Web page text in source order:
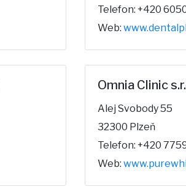
Telefon: +420
Web:
Omnia Clinic
Alej Svobody 55
32300 Plzeň
Telefon: +420
Web: